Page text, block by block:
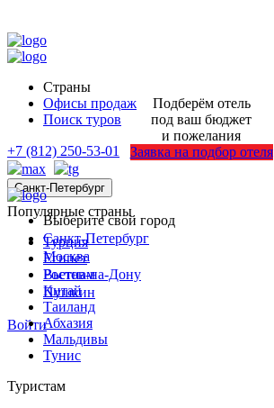
Страны
Офисы продаж
Поиск туров
+7 (812) 250-53-01
Санкт-Петербург
Выберите свой город
Санкт-Петербург
Москва
Ростов-на-Дону
Пушкин
Войти
Подберём отель
под ваш бюджет
и пожелания
Заявка на подбор отеля
Популярные страны
Турция
Египет
Вьетнам
Китай
Таиланд
Абхазия
Мальдивы
Тунис
Туристам